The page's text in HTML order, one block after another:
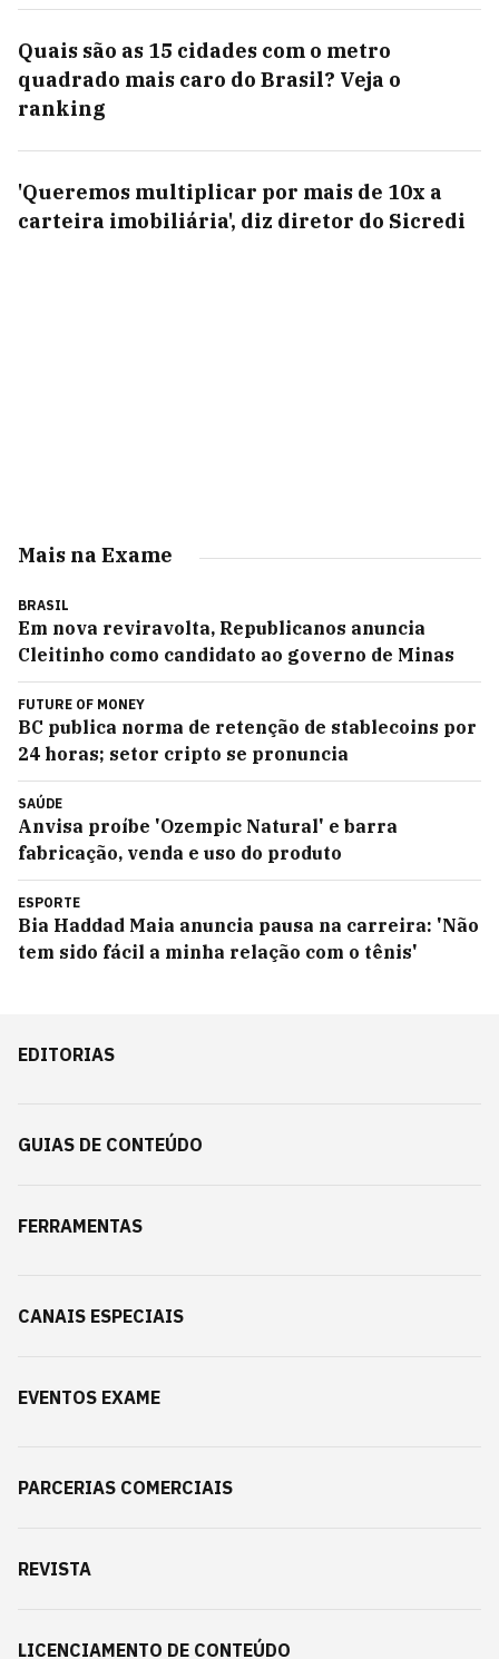
Quais são as 15 cidades com o metro
quadrado mais caro do Brasil? Veja o
ranking
'Queremos multiplicar por mais de 10x a
carteira imobiliária', diz diretor do Sicredi
Mais na Exame
BRASIL
Em nova reviravolta, Republicanos anuncia
Cleitinho como candidato ao governo de Minas
FUTURE OF MONEY
BC publica norma de retenção de stablecoins por
24 horas; setor cripto se pronuncia
SAÚDE
Anvisa proíbe 'Ozempic Natural' e barra
fabricação, venda e uso do produto
ESPORTE
Bia Haddad Maia anuncia pausa na carreira: 'Não
tem sido fácil a minha relação com o tênis'
EDITORIAS
GUIAS DE CONTEÚDO
FERRAMENTAS
CANAIS ESPECIAIS
EVENTOS EXAME
PARCERIAS COMERCIAIS
REVISTA
LICENCIAMENTO DE CONTEÚDO